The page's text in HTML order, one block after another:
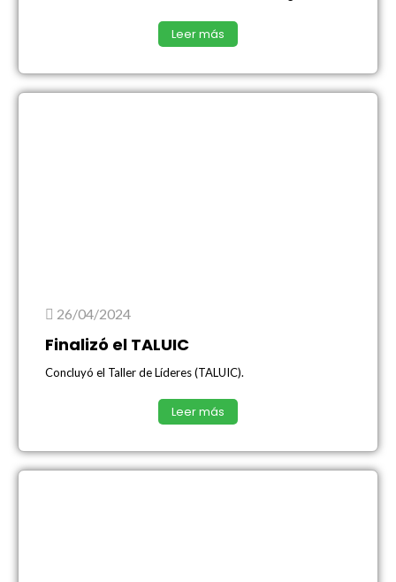
Leer más
26/04/2024
Finalizó el TALUIC
Concluyó el Taller de Líderes (TALUIC).
Leer más